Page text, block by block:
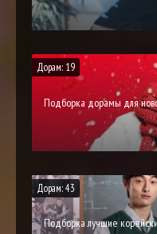
Дорам: 19
Подборка дорамы для
Дорам: 43
Подборка лучшие